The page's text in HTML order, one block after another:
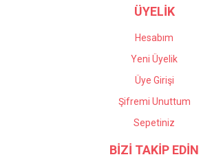
ÜYELİK
Hesabım
Yeni Üyelik
Üye Girişi
Şifremi Unuttum
Sepetiniz
BİZİ TAKİP EDİN